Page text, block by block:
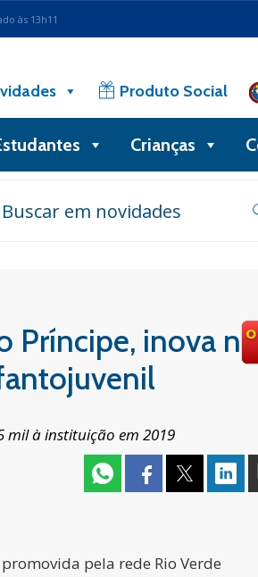
às 13h11
Produto Social
Crianças
Príncipe, inova na
mil à instituição em 2019
pela rede Rio Verde